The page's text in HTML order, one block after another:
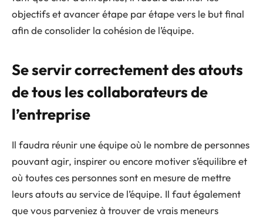
objectifs et avancer étape par étape vers le but final
afin de consolider la cohésion de l’équipe.
Se servir correctement des atouts
de tous les collaborateurs de
l’entreprise
Il faudra réunir une équipe où le nombre de personnes
pouvant agir, inspirer ou encore motiver s’équilibre et
où toutes ces personnes sont en mesure de mettre
leurs atouts au service de l’équipe. Il faut également
que vous parveniez à trouver de vrais meneurs